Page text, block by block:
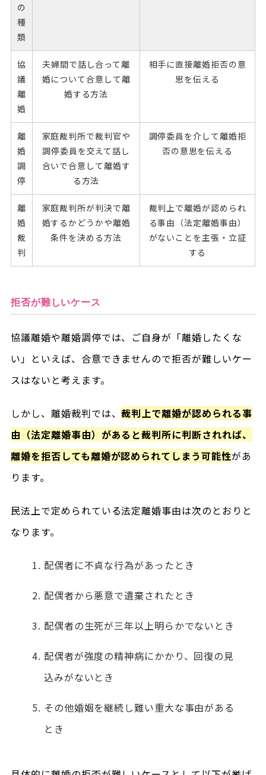
の
種
類
協
議
離
婚
夫婦間で話し合って離
婚について合意して離
婚する方法
相手に直接離婚拒否の意
思を伝える
離
婚
調
停
家庭裁判所で裁判官や
調停委員を交えて話し
合いで合意して離婚す
る方法
調停委員を介して離婚拒
否の意思を伝える
離
婚
裁
判
家庭裁判所が判決で離
婚するかどうかや離婚
条件を決める方法
裁判上で離婚が認められ
る事由（法定離婚事由）
がないことを主張・立証
する
拒否が難しいケース
協議離婚や離婚調停では、ご自身が「離婚したくな
い」といえば、合意できませんので拒否が難しいケー
スはないと考えます。
しかし、離婚裁判では、裁判上で離婚が認められる事
由（法定離婚事由）があると裁判所に判断されれば、
離婚を拒否しても離婚が認められてしまう可能性があ
ります。
民法上で定められている法定離婚事由は次のとおりと
なります。
配偶者に不貞な行為があったとき
配偶者から悪意で遺棄されたとき
配偶者の生死が三年以上明らかでないとき
配偶者が強度の精神病にかかり、回復の見
込みがないとき
その他婚姻を継続し難い重大な事由がある
とき